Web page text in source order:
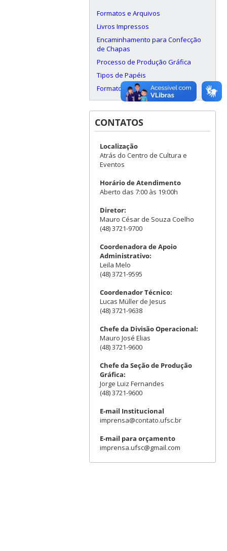
Formatos e Arquivos
Livros Impressos
Encaminhamento para Confecção
de Chapas
Processo de Produção Gráfica
Tipos de Papéis
Formatos de Papel
CONTATOS
Localização
Atrás do Centro de Cultura e
Eventos
Horário de Atendimento
Aberto das 7:00 às 19:00h
Diretor:
Mauro César de Souza Coelho
(48) 3721-9700
Coordenadora de Apoio
Administrativo:
Leila Melo
(48) 3721-9595
Coordenador Técnico:
Lucas Müller de Jesus
(48) 3721-9638
Chefe da Divisão Operacional:
Mauro José Elias
(48) 3721-9600
Chefe da Seção de Produção
Gráfica:
Jorge Luiz Fernandes
(48) 3721-9600
E-mail Institucional
imprensa@contato.ufsc.br
E-mail para orçamento
imprensa.ufsc@gmail.com